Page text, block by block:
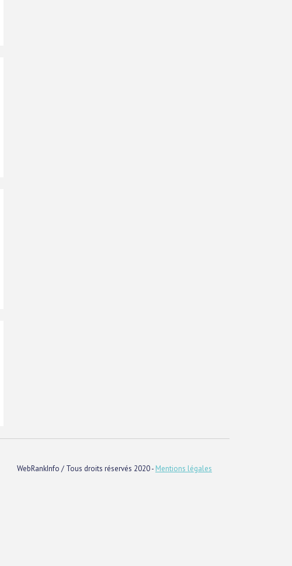
WebRankInfo / Tous droits réservés 2020 - Mentions légales